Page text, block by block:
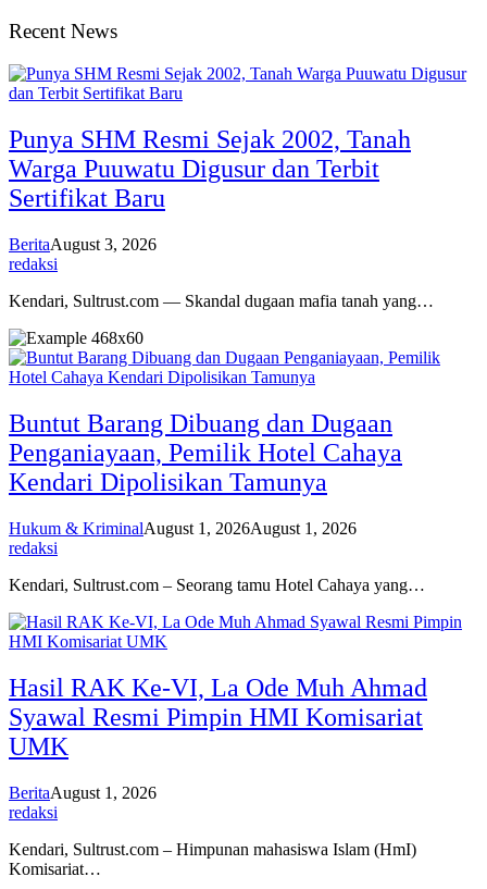
Recent News
Punya SHM Resmi Sejak 2002, Tanah
Warga Puuwatu Digusur dan Terbit
Sertifikat Baru
BeritaAugust 3, 2026
redaksi
Kendari, Sultrust.com — Skandal dugaan mafia tanah yang…
Buntut Barang Dibuang dan Dugaan
Penganiayaan, Pemilik Hotel Cahaya
Kendari Dipolisikan Tamunya
Hukum & KriminalAugust 1, 2026August 1, 2026
redaksi
Kendari, Sultrust.com – Seorang tamu Hotel Cahaya yang…
Hasil RAK Ke-VI, La Ode Muh Ahmad
Syawal Resmi Pimpin HMI Komisariat
UMK
BeritaAugust 1, 2026
redaksi
Kendari, Sultrust.com – Himpunan mahasiswa Islam (HmI)
Komisariat…